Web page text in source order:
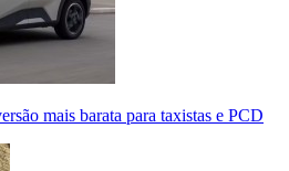
mais barata para taxistas e PCD